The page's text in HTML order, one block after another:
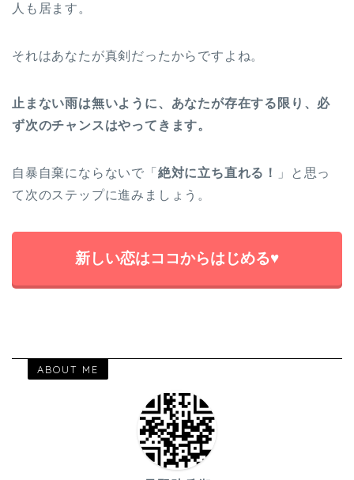
人も居ます。
それはあなたが真剣だったからですよね。
止まない雨は無いように、あなたが存在する限り、必
ず次のチャンスはやってきます。
自暴自棄にならないで「 絶対に立ち直れる！
」と思っ
て次のステップに進みましょう。
新しい恋はココからはじめる♥
ABOUT ME